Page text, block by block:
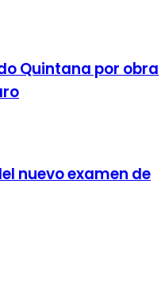
Quintana por obra
nuevo examen de